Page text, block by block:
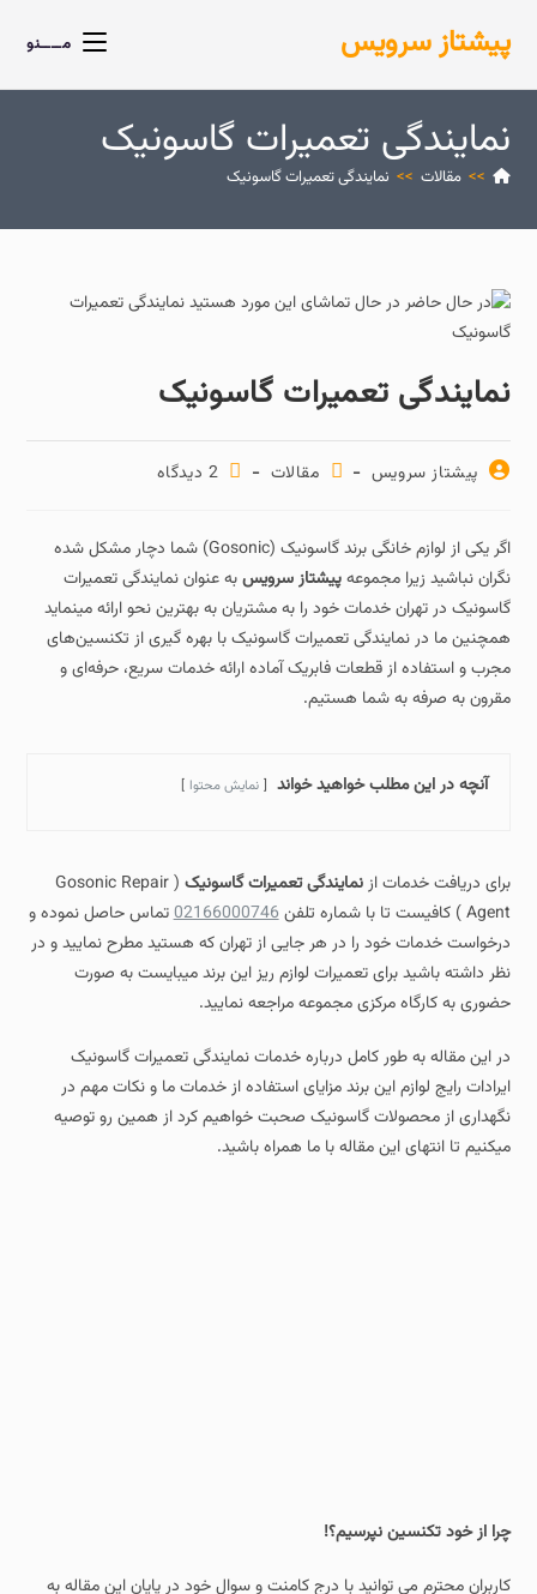
پیشتاز سرویس مــــنو
نمایندگی تعمیرات گاسونیک
>> مقالات >> نمایندگی تعمیرات گاسونیک
نمایندگی تعمیرات گاسونیک
پیشتاز سرویس مقالات 2 دیدگاه‌
اگر یکی از لوازم خانگی برند گاسونیک (Gosonic) شما دچار مشکل شده
نگران نباشید زیرا مجموعهپیشتاز سرویسبه عنوان نمایندگی تعمیرات
گاسونیک در تهران خدمات خود را به مشتریان به بهترین نحو ارائه مینماید
همچنین ما در نمایندگی تعمیرات گاسونیک با بهره‌ گیری از تکنسین‌های
مجرب و استفاده از قطعات فابریک آماده ارائه خدمات سریع، حرفه‌ای و
مقرون‌ به‌ صرفه به شما هستیم.
آنچه در این مطلب خواهید خواند نمایش محتوا
برای دریافت خدمات ازنمایندگی تعمیرات گاسونیک
( Gosonic Repair
Agent ) کافیست تا با شماره تلفن
02166000746تماس حاصل نموده و
درخواست خدمات خود را در هر جایی از تهران که هستید مطرح نمایید و در
نظر داشته باشید برای تعمیرات لوازم ریز این برند میبایست به صورت
حضوری به کارگاه مرکزی مجموعه مراجعه نمایید.
در این مقاله به طور کامل درباره خدمات نمایندگی تعمیرات گاسونیک
ایرادات رایج لوازم این برند مزایای استفاده از خدمات ما و نکات مهم در
نگهداری از محصولات گاسونیک صحبت خواهیم کرد از همین رو توصیه
میکنیم تا انتهای این مقاله با ما همراه باشید.
چرا از خود تکنسین نپرسیم؟!
کاربران محترم می توانید با درج کامنت و سوال خود در پایان این مقاله به